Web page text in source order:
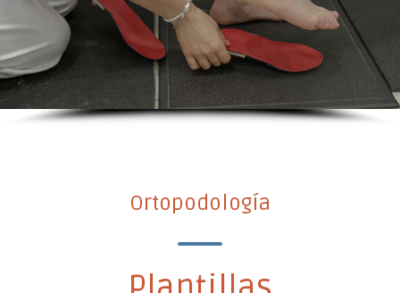
Ortopodología